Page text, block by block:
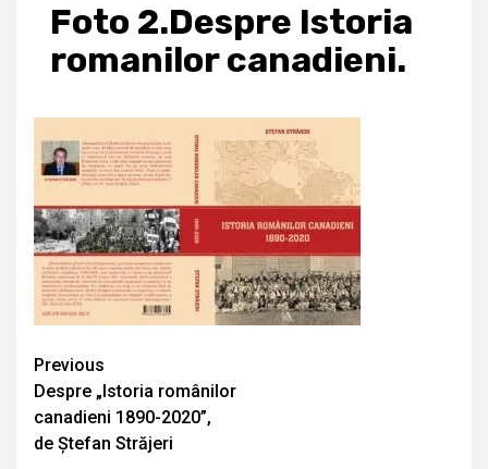
Foto 2.Despre Istoria
romanilor canadieni.
Continue
Reading
Previous
Despre „Istoria românilor
canadieni 1890-2020”,
de Ștefan Străjeri